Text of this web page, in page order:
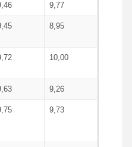
9,77
8,95
10,00
9,26
9,73